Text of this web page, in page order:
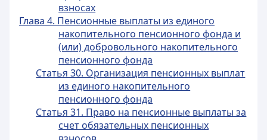
взносах
Глава 4. Пенсионные выплаты из единого
накопительного пенсионного фонда и
(или) добровольного накопительного
пенсионного фонда
Статья 30. Организация пенсионных выплат
из единого накопительного
пенсионного фонда
Статья 31. Право на пенсионные выплаты за
счет обязательных пенсионных